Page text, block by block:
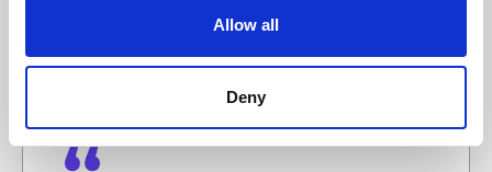
text file that a web browser saves to your computer. You
browser settings accordingly. This could affect the
functioning of the website, however. We also use third-
on the internet
Allow all
Deny